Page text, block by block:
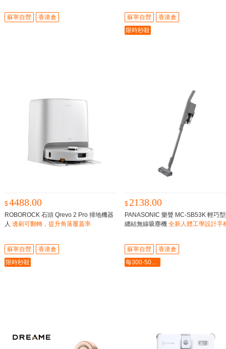
蘇寧自營 香港倉 蘇寧自營
香港倉
限時秒殺
$4488.00
ROBOROCK 石頭 Qrevo 2 Pro 掃地機器
人 邊刷可翻轉，提升角落覆蓋率
蘇寧自營
香港倉
限時秒殺
$ 2138.00
PANASONIC 樂聲 MC-SB53K 輕巧
纏結無線吸塵機 全新人體工學設計手
蘇寧自營
香港倉
每300-50最多-2000